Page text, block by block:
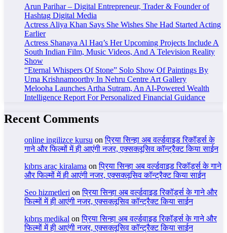
Arun Parihar – Digital Entrepreneur, Trader & Founder of
Hashtag Digital Media
Actress Aliya Khan Says She Wishes She Had Started Acting
Earlier
Actress Shanaya Al Haq’s Her Upcoming Projects Include A
South Indian Film, Music Videos, And A Television Reality
Show
“Eternal Whispers Of Stone” Solo Show Of Paintings By
Uma Krishnamoorthy In Nehru Centre Art Gallery
Melooha Launches Artha Sutram, An AI-Powered Wealth
Intelligence Report For Personalized Financial Guidance
Recent Comments
online ingilizce kursu onप्रिया सिन्हा अब वर्ल्डवाइड रिकॉर्ड्स के
गाने और फिल्मों में ही आएंगी नजर, एक्सक्लूसिव कॉन्ट्रैक्ट किया साईन
kıbrıs araç kiralama onप्रिया सिन्हा अब वर्ल्डवाइड रिकॉर्ड्स के गाने
और फिल्मों में ही आएंगी नजर, एक्सक्लूसिव कॉन्ट्रैक्ट किया साईन
Seo hizmetleri onप्रिया सिन्हा अब वर्ल्डवाइड रिकॉर्ड्स के गाने और
फिल्मों में ही आएंगी नजर, एक्सक्लूसिव कॉन्ट्रैक्ट किया साईन
kıbrıs medikal onप्रिया सिन्हा अब वर्ल्डवाइड रिकॉर्ड्स के गाने और
फिल्मों में ही आएंगी नजर, एक्सक्लूसिव कॉन्ट्रैक्ट किया साईन